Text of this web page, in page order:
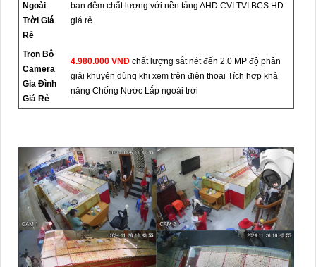
Ngoài
Trời Giá
Rẻ
ban đêm chất lượng với nền tảng AHD CVI TVI BCS HD
giá rẻ
Trọn Bộ
Camera
Gia Đình
Giá Rẻ
4.980.000 VNĐ chất lượng sắt nét đến 2.0 MP độ phân
giải khuyên dùng khi xem trên điện thoại Tích hợp khả
năng Chống Nước Lắp ngoài trời